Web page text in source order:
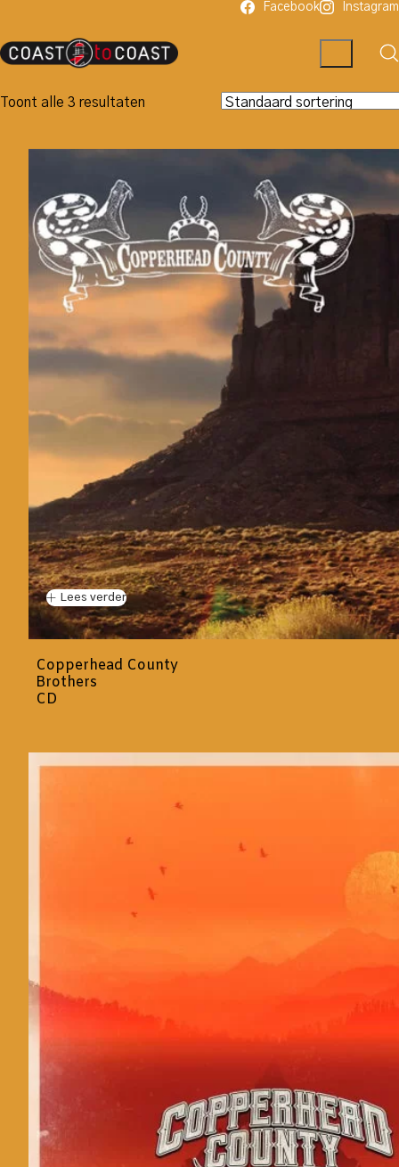
Facebook Instagram
Toont alle 3 resultaten
Lees verder
Copperhead County
Brothers
CD